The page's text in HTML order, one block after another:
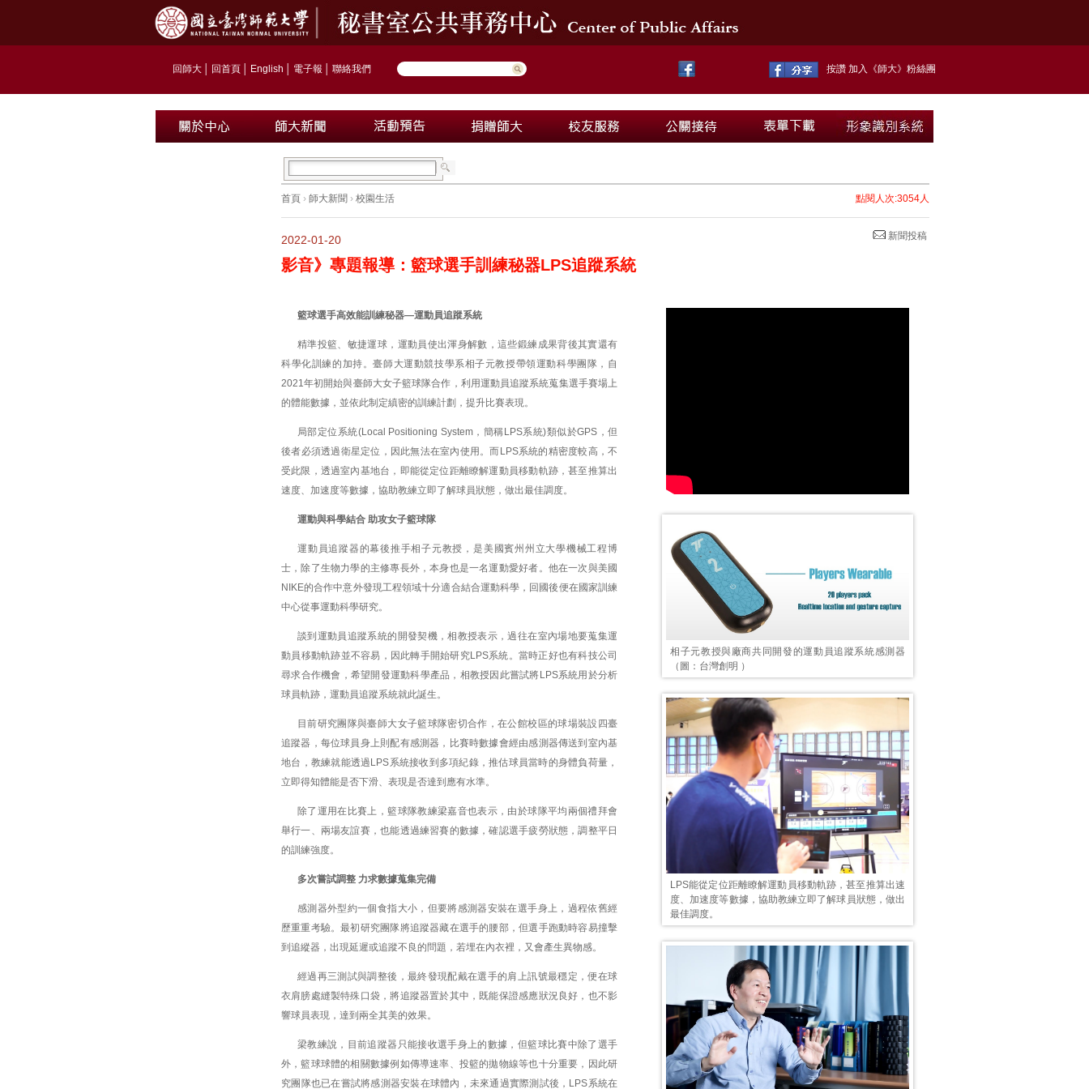
回師大 回首頁 English 電子報 聯絡我們 按讚 加入《師大》粉絲團
首頁 › 師大新聞 › 校園生活 點閱人次:3054人
新聞投稿
2022-01-20
影音》專題報導：籃球選手訓練秘器LPS追蹤系統
相子元教授與廠商共同開發的運動員追蹤系統感測器
（圖：台灣創明 ）
LPS能從定位距離瞭解運動員移動軌跡，甚至推算出速
度、加速度等數據，協助教練立即了解球員狀態，做出
最佳調度。
籃球選手高效能訓練秘器—運動員追蹤系統
精準投籃、敏捷運球，運動員使出渾身解數，這些鍛練成果背後其實還有
科學化訓練的加持。臺師大運動競技學系相子元教授帶領運動科學團隊，自
2021年初開始與臺師大女子籃球隊合作，利用運動員追蹤系統蒐集選手賽場上
的體能數據，並依此制定縝密的訓練計劃，提升比賽表現。
局部定位系統(Local Positioning System，簡稱LPS系統)類似於GPS，但
後者必須透過衛星定位，因此無法在室內使用。而LPS系統的精密度較高，不
受此限，透過室內基地台，即能從定位距離瞭解運動員移動軌跡，甚至推算出
速度、加速度等數據，協助教練立即了解球員狀態，做出最佳調度。
運動與科學結合 助攻女子籃球隊
運動員追蹤器的幕後推手相子元教授，是美國賓州州立大學機械工程博
士，除了生物力學的主修專長外，本身也是一名運動愛好者。他在一次與美國
NIKE的合作中意外發現工程領域十分適合結合運動科學，回國後便在國家訓練
中心從事運動科學研究。
談到運動員追蹤系統的開發契機，相教授表示，過往在室內場地要蒐集運
動員移動軌跡並不容易，因此轉手開始研究LPS系統。當時正好也有科技公司
尋求合作機會，希望開發運動科學產品，相教授因此嘗試將LPS系統用於分析
球員軌跡，運動員追蹤系統就此誕生。
目前研究團隊與臺師大女子籃球隊密切合作，在公館校區的球場裝設四臺
追蹤器，每位球員身上則配有感測器，比賽時數據會經由感測器傳送到室內基
地台，教練就能透過LPS系統接收到多項紀錄，推估球員當時的身體負荷量，
立即得知體能是否下滑、表現是否達到應有水準。
除了運用在比賽上，籃球隊教練梁嘉音也表示，由於球隊平均兩個禮拜會
舉行一、兩場友誼賽，也能透過練習賽的數據，確認選手疲勞狀態，調整平日
的訓練強度。
多次嘗試調整 力求數據蒐集完備
感測器外型約一個食指大小，但要將感測器安裝在選手身上，過程依舊經
歷重重考驗。最初研究團隊將追蹤器藏在選手的腰部，但選手跑動時容易撞擊
到追縱器，出現延遲或追蹤不良的問題，若埋在內衣裡，又會產生異物感。
經過再三測試與調整後，最終發現配戴在選手的肩上訊號最穩定，便在球
衣肩膀處縫製特殊口袋，將追蹤器置於其中，既能保證感應狀況良好，也不影
響球員表現，達到兩全其美的效果。
梁教練說，目前追蹤器只能接收選手身上的數據，但籃球比賽中除了選手
外，籃球球體的相關數據例如傳導速率、投籃的拋物線等也十分重要，因此研
究團隊也已在嘗試將感測器安裝在球體內，未來通過實際測試後，LPS系統在